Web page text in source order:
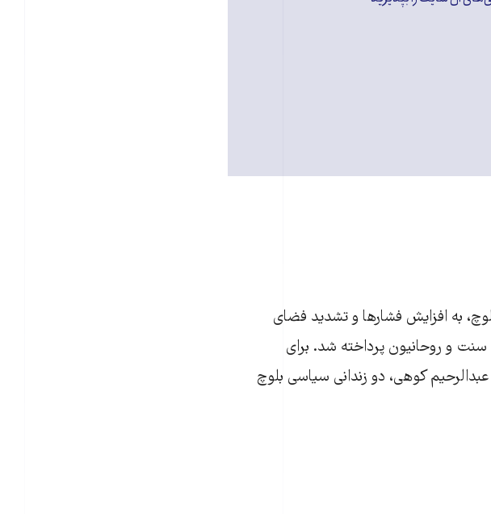
به افزایش فشارها و تشدید فضای
و روحانیون پرداخته شد. برای
کوهی، دو زندانی سیاسی بلوچ